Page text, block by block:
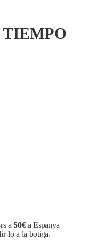
TIEMPO
a 50€ a Espanya
lo a la botiga.